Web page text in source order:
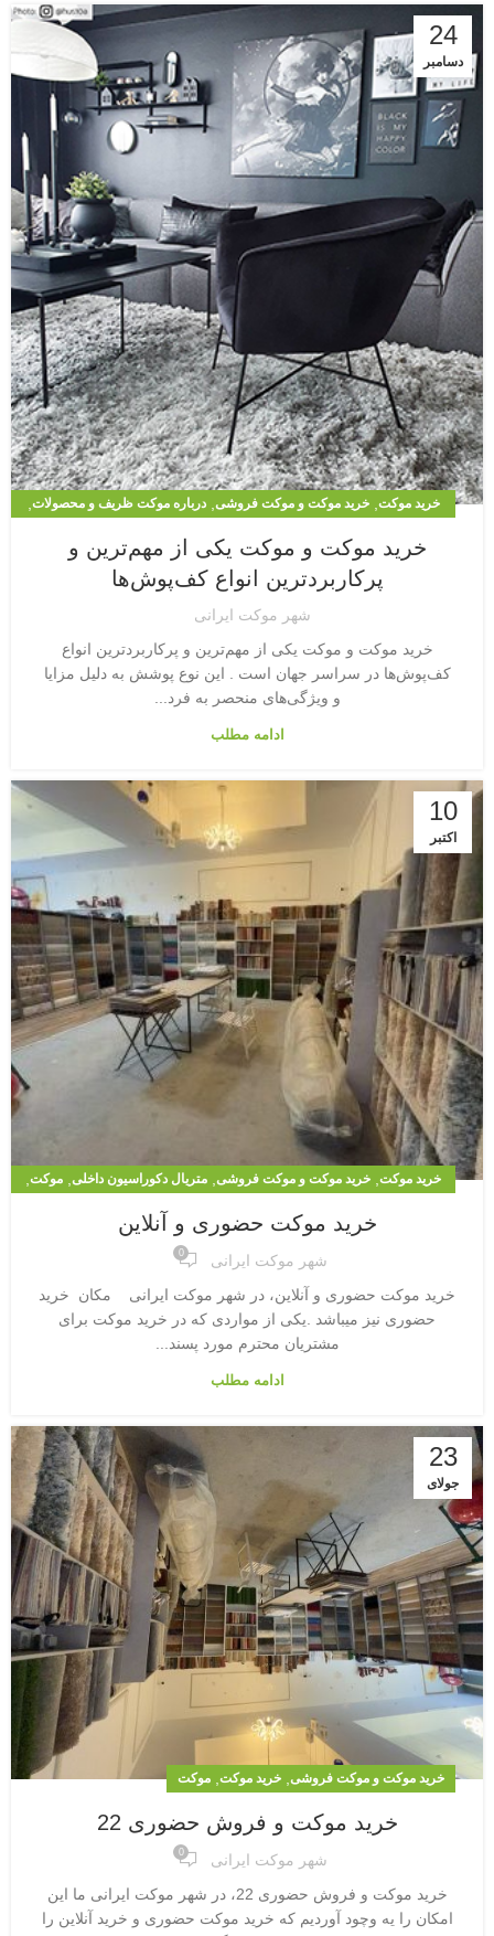
24
دسامبر
خرید موکت ,خرید موکت و موکت فروشی ,درباره موکت ظریف و محصولات
موکت پالاز ,موکت پالاز و لیست قیمت,موکت سیزال,موکت ظریف مصور
موکت ظریف مصور,موکت ظریف مصور 1 ,موکت نمدی
خرید موکت و موکت یکی از مهم‌ترین و
پرکاربردترین انواع کف‌پوش‌ها
شهر موکت ایرانی
خرید موکت و موکت یکی از مهم‌ترین و پرکاربردترین انواع
کف‌پوش‌ها در سراسر جهان است . این نوع پوشش به دلیل مزایا
و ویژگی‌های منحصر به فرد...
ادامه مطلب
10
اکتبر
خرید موکت, خرید موکت و موکت فروشی, متریال دکوراسیون داخلی, موکت,
,
خرید موکت حضوری و آنلاین
شهر موکت ایرانی 0
خرید موکت حضوری و آنلاین، در شهر موکت ایرانی مکان خرید
حضوری نیز میباشد .یکی از مواردی که در خرید موکت برای
مشتریان محترم مورد پسند...
ادامه مطلب
23
جولای
خرید موکت و موکت فروشی, خرید موکت, موکت
خرید موکت و فروش حضوری 22
شهر موکت ایرانی 0
خرید موکت و فروش حضوری 22، در شهر موکت ایرانی ما این
امکان را یه وچود آوردیم که خرید موکت حضوری و خرید آنلاین را